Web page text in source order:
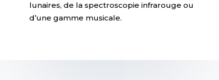
lunaires, de la spectroscopie infrarouge ou
d’une gamme musicale.